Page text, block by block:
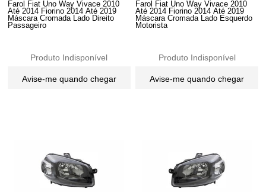
Farol Fiat Uno Way Vivace 2010
Até 2014 Fiorino 2014 Até 2019
Máscara Cromada Lado Direito
Passageiro
Produto Indisponível
Avise-me quando chegar
Farol Fiat Uno Way Vivace 2010
Até 2014 Fiorino 2014 Até 2019
Máscara Cromada Lado Esquerdo
Motorista
Produto Indisponível
Avise-me quando chegar